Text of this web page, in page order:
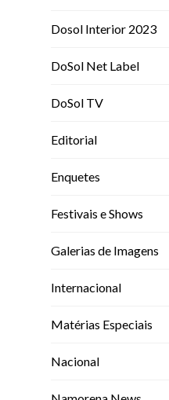
Dosol Interior 2023
DoSol Net Label
DoSol TV
Editorial
Enquetes
Festivais e Shows
Galerias de Imagens
Internacional
Matérias Especiais
Nacional